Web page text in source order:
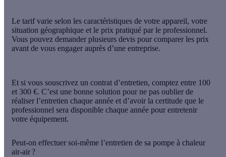
Le tarif varie selon les caractéristiques de votre appareil, votre
situation géographique et le prix pratiqué par le professionnel.
Vous pouvez demander plusieurs devis pour comparer les prix
avant de vous engager auprès d’une entreprise.
Et si vous souscrivez un contrat d’entretien, comptez entre 100
et 300 €. C’est une bonne solution pour ne pas oublier de
réaliser l’entretien chaque année et d’avoir la certitude que le
professionnel sera disponible chaque année pour entretenir
votre équipement.
Peut-on effectuer soi-même l’entretien de sa pompe à chaleur
air-air ?